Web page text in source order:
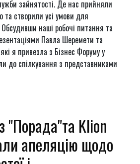
зайнятості. Де нас прийняли
та створили усі умови для
наші робочі питання та
Павла Шеремети та
я привезла з Бізнес Форуму у
до спілкування з представниками
"Порада"та Klion
апеляцію щодо